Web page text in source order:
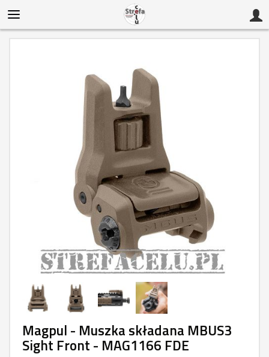
Magpul - Muszka składana MBUS3
Sight Front - MAG1166 FDE